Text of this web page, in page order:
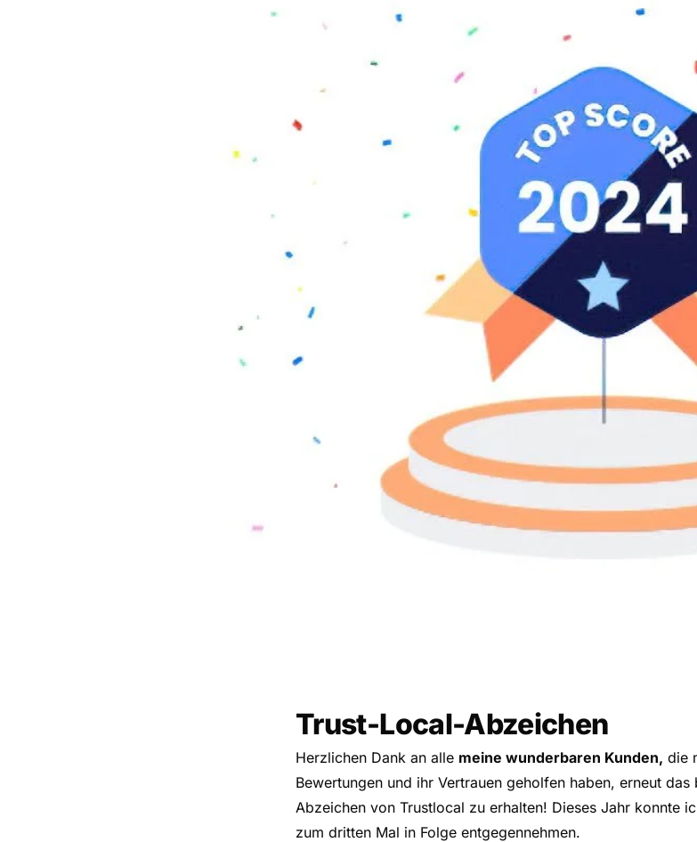
Trust-Local-Abzeichen
Herzlichen Dank an alle meine wunderbaren Kunden, die
Bewertungen und ihr Vertrauen geholfen haben, erneut
Abzeichen von Trustlocal zu erhalten! Dieses Jahr konnte
zum dritten Mal in Folge entgegennehmen.